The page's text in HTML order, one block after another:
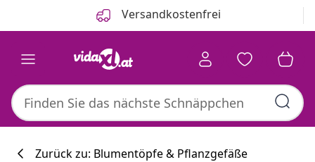
Versandkostenfrei
Zurück zu: Blumentöpfe & Pflanzgefäße